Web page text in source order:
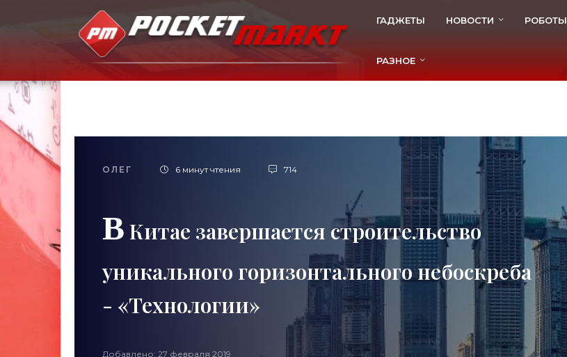
ГАДЖЕТЫ НОВОСТИ РОБОТЫ
РАЗНОЕ
ОЛЕГ 6 минут чтения 714
В Китае завершается строительство
уникального горизонтального небоскреба
- «Технологии»
Добавлено: 27 февраля 2019